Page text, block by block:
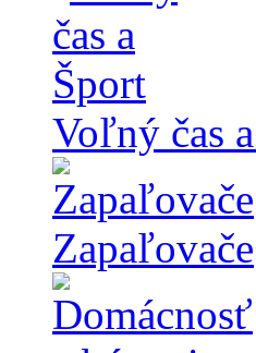
Voľný čas
Zapaľovače